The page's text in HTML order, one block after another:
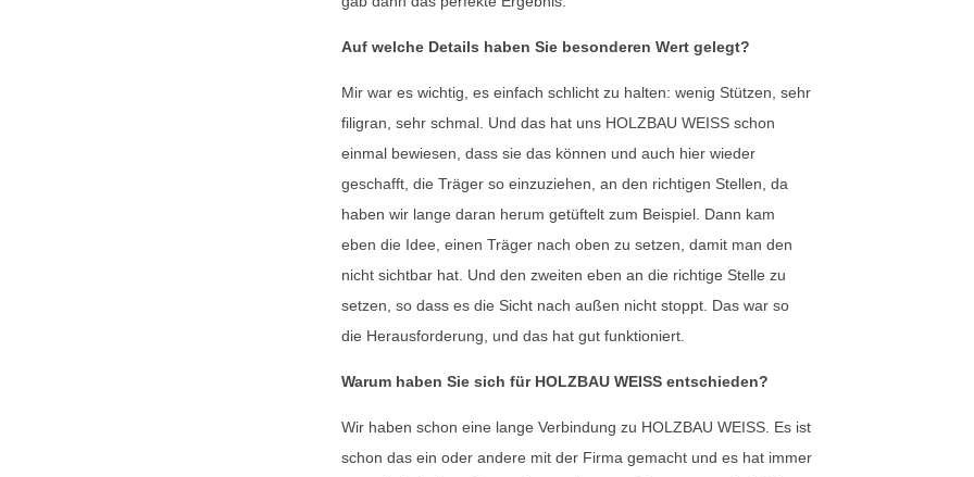
Auf welche Details haben Sie besonderen Wert gelegt?
Mir war es wichtig, es einfach schlicht zu halten: wenig Stützen, sehr
filigran, sehr schmal. Und das hat uns HOLZBAU WEISS schon
einmal bewiesen, dass sie das können und auch hier wieder
geschafft, die Träger so einzuziehen, an den richtigen Stellen, da
haben wir lange daran herum getüftelt zum Beispiel. Dann kam
eben die Idee, einen Träger nach oben zu setzen, damit man den
nicht sichtbar hat. Und den zweiten eben an die richtige Stelle zu
setzen, so dass es die Sicht nach außen nicht stoppt. Das war so
die Herausforderung, und das hat gut funktioniert.
Warum haben Sie sich für HOLZBAU WEISS entschieden?
Wir haben schon eine lange Verbindung zu HOLZBAU WEISS. Es ist
schon das ein oder andere mit der Firma gemacht und es hat immer